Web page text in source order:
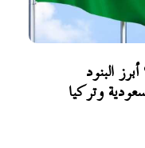
البنود
وتركيا